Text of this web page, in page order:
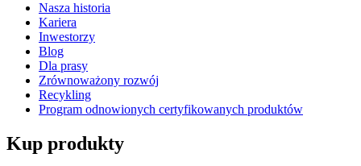
Nasza historia
Kariera
Inwestorzy
Blog
Dla prasy
Zrównoważony rozwój
Recykling
Program odnowionych certyfikowanych produktów
Kup produkty